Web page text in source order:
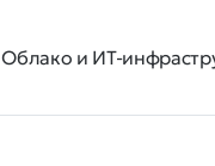
Облако и ИТ-